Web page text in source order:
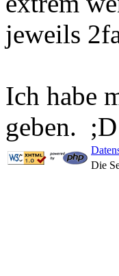
jeweils
Ich habe
geben. ;D
Die